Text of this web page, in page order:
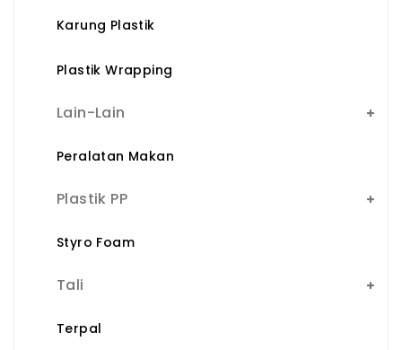
Karung Plastik
Plastik Wrapping
Lain-Lain
Peralatan Makan
Plastik PP
Styro Foam
Tali
Terpal